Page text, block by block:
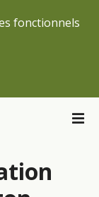
fonctionnels